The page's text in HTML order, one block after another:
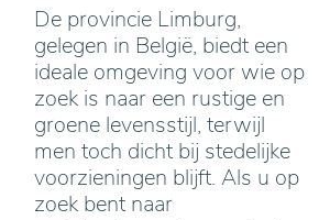
De provincie Limburg,
gelegen in België, biedt een
ideale omgeving voor wie op
zoek is naar een rustige en
groene levensstijl, terwijl
men toch dicht bij stedelijke
voorzieningen blijft. Als u op
zoek bent naar